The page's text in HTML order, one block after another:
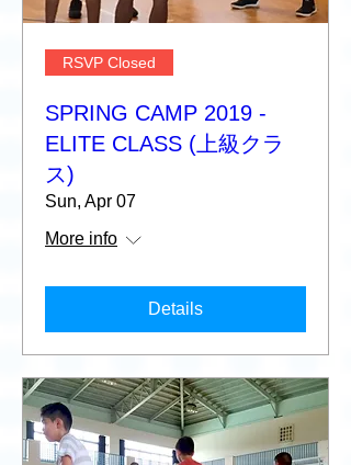
RSVP Closed
SPRING CAMP 2019 -
ELITE CLASS (上級クラ
ス)
Sun, Apr 07
More info
Details